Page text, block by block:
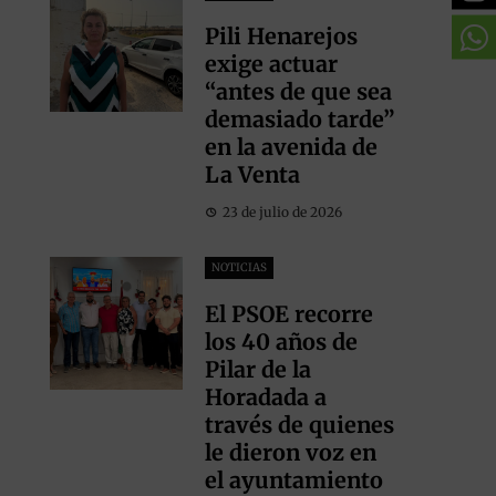
Pili Henarejos
exige actuar
“antes de que sea
demasiado tarde”
en la avenida de
La Venta
23 de julio de 2026
NOTICIAS
El PSOE recorre
los 40 años de
Pilar de la
Horadada a
través de quienes
le dieron voz en
el ayuntamiento